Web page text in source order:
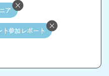
ア
ト参加レポート